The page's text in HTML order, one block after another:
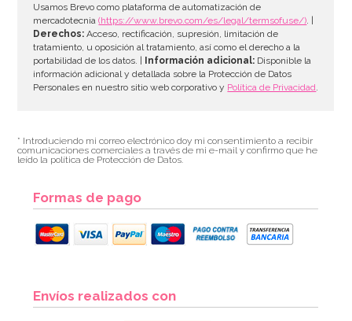
Usamos Brevo como plataforma de automatización de
mercadotecnia(https://www.brevo.com/es/legal/termsofuse/). |
Derechos: Acceso, rectificación, supresión, limitación de
tratamiento, u oposición al tratamiento, así como el derecho a la
portabilidad de los datos. |
Información adicional: Disponible la
información adicional y detallada sobre la Protección de Datos
Personales en nuestro sitio web corporativo y Política de Privacidad.
* Introduciendo mi correo electrónico doy mi consentimiento a recibir
comunicaciones comerciales a través de mi e-mail y confirmo que he
leído la política de Protección de Datos.
Formas de pago
Envíos realizados con